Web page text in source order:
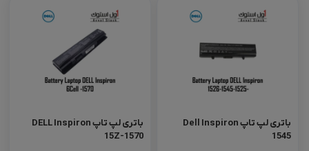
باتری لپ تاپ Dell Inspiron
1545
باتری لپ تاپ DELL Inspiron
15Z-1570